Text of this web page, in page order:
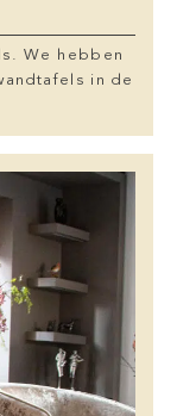
We hebben
in de